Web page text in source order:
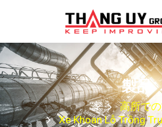
製品
家
高所で
Xe Khoan Lỗ Trồng